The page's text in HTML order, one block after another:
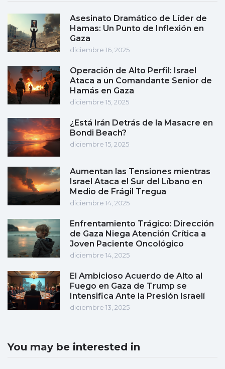
Asesinato Dramático de Líder de
Hamas: Un Punto de Inflexión en
Gaza
diciembre 16, 2025
Operación de Alto Perfil: Israel
Ataca a un Comandante Senior de
Hamás en Gaza
diciembre 15, 2025
¿Está Irán Detrás de la Masacre en
Bondi Beach?
diciembre 15, 2025
Aumentan las Tensiones mientras
Israel Ataca el Sur del Líbano en
Medio de Frágil Tregua
diciembre 14, 2025
Enfrentamiento Trágico: Dirección
de Gaza Niega Atención Crítica a
Joven Paciente Oncológico
diciembre 14, 2025
El Ambicioso Acuerdo de Alto al
Fuego en Gaza de Trump se
Intensifica Ante la Presión Israelí
diciembre 13, 2025
You may be interested in